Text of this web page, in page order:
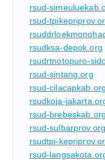
rsud-
rsud-
rsudksa-depok.org
rsudrtnotopuro-
rsud-sintang.org
rsud-cilacapkab.org
rsudkoja-
rsud-brebeskab.org
rsud-sulbarprov.org
rsudtpi-
rsud-